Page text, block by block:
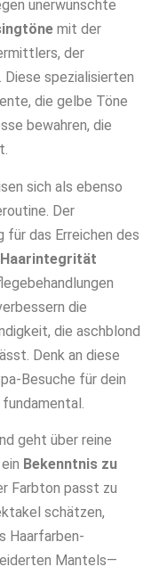
unerwünschte
mit der
der
spezialisierten
die gelbe Töne
bewahren, die
sich als ebenso
Der
für das Erreichen des
Haarintegrität
die
die aschblond
Denk an diese
Besuche für dein
geht über reine
Bekenntnis zu
Farbton passt zu
schätzen,
Haarfarben-
Mantels—